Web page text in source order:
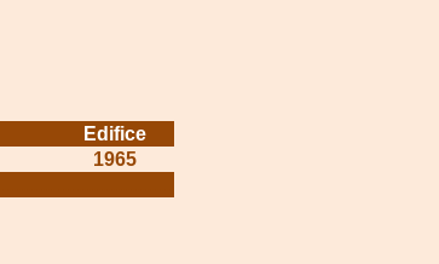
Edifice
1965